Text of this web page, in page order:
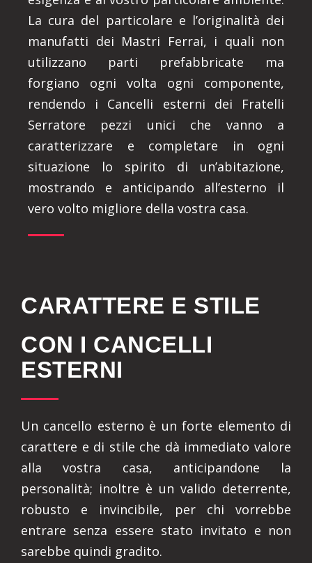
La cura del particolare e l’originalità dei
manufatti dei Mastri Ferrai, i quali non
utilizzano parti prefabbricate ma
forgiano ogni volta ogni componente,
rendendo i Cancelli esterni dei Fratelli
Serratore pezzi unici che vanno a
caratterizzare e completare in ogni
situazione lo spirito di un’abitazione,
mostrando e anticipando all’esterno il
vero volto migliore della vostra casa.
CARATTERE E STILE
CON I CANCELLI
ESTERNI
Un cancello esterno è un forte elemento di
carattere e di stile che dà immediato valore
alla vostra casa, anticipandone la
personalità; inoltre è un valido deterrente,
robusto e invincibile, per chi vorrebbe
entrare senza essere stato invitato e non
sarebbe quindi gradito.